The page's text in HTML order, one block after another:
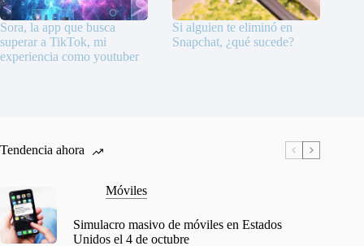
Sora, la app que busca
superar a TikTok, mi
experiencia como youtuber
Si alguien te eliminó en
Snapchat, ¿qué sucede?
Tendencia ahora
Móviles
Simulacro masivo de móviles en Estados
Unidos el 4 de octubre